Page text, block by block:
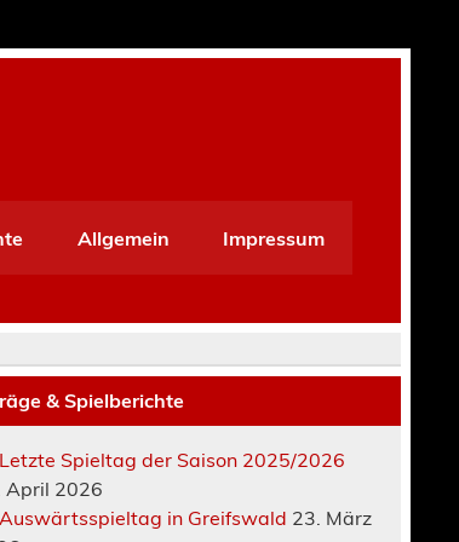
Allgemein Impressum
& Spielberichte
Letzte Spieltag der Saison 2025/2026
April 2026
Auswärtsspieltag in Greifswald 23. März